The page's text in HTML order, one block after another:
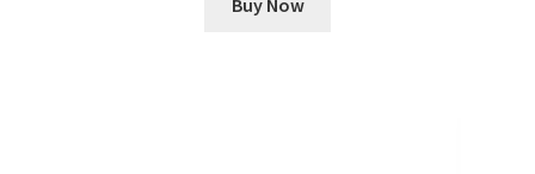
Buy Now